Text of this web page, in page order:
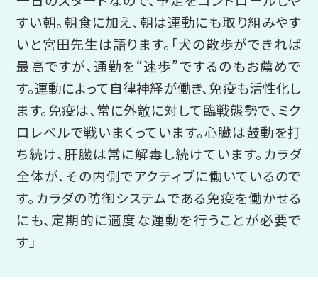
すい朝。朝食に加え、朝は運動にも取り組みやす
いと宮田先生は語ります。「犬の散歩ができれば
最高ですが、通勤を“速歩”でするのもお薦めで
す。運動によって自律神経が働き、免疫も活性化し
ます。免疫は、常に外敵に対して臨戦態勢で、ミク
ロレベルで戦いまくっています。心臓は鼓動を打
ち続け、肝臓は常に解毒し続けています。カラダ
全体が、その内側でアクティブに働いているので
す。カラダの防御システムである免疫を働かせる
にも、定期的に適度な運動を行うことが必要で
す」